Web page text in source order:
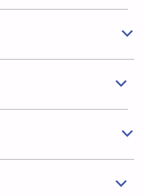
b
b
b
b